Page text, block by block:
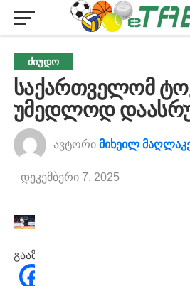
ᲫᲘᲣᲓᲝ
საქართველომ
უმედლოდ
ავტორი მიხეილ
დეკემბერი 7, 2025
გააზიარეთ